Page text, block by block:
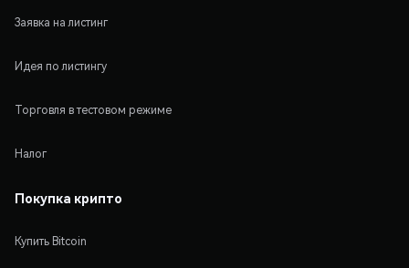
Заявка на листинг
Идея по листингу
Торговля в тестовом режиме
Налог
Покупка крипто
Купить Bitcoin